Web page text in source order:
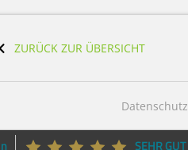
Datenschutz
SEHR GUT
ZURÜCK ZUR ÜBERSICHT